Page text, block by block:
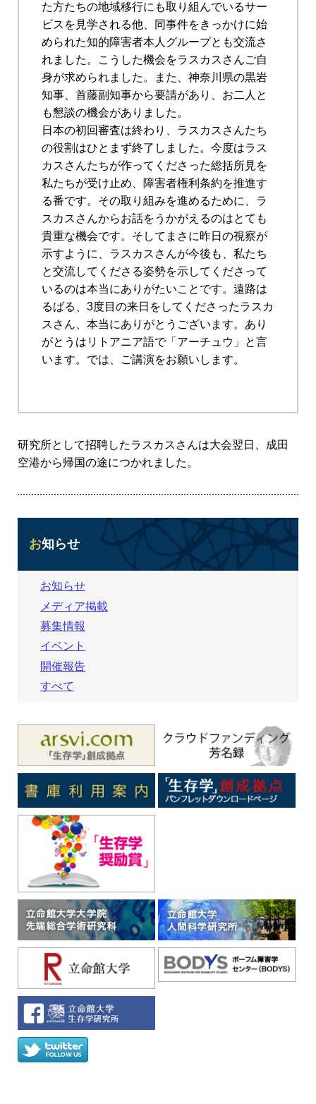
た方たちの地域移行にも取り組んでいるサー
ビスを見学される他、同事件をきっかけに始
められた知的障害者本人グループとも交流さ
れました。こうした機会をラスカスさんご自
身が求められました。また、神奈川県の黒岩
知事、首藤副知事から要請があり、お二人と
も懇談の機会がありました。
日本の初回審査は終わり、ラスカスさんたち
の役割はひとまず終了しました。今度はラス
カスさんたちが作ってくださった総括所見を
私たちが受け止め、障害者権利条約を推進す
る番です。その取り組みを進めるために、ラ
スカスさんからお話をうかがえるのはとても
貴重な機会です。そしてまさに昨日の視察が
示すように、ラスカスさんが今後も、私たち
と交流してくださる姿勢を示してくださって
いるのは本当にありがたいことです。遠路は
るばる、3度目の来日をしてくださったラスカ
スさん、本当にありがとうございます。あり
がとうはリトアニア語で「アーチュウ」と言
います。では、ご講演をお願いします。
研究所として招聘したラスカスさんは大会翌日、成田
空港から帰国の途につかれました。
お知らせ
お知らせ
メディア掲載
募集情報
イベント
開催報告
すべて